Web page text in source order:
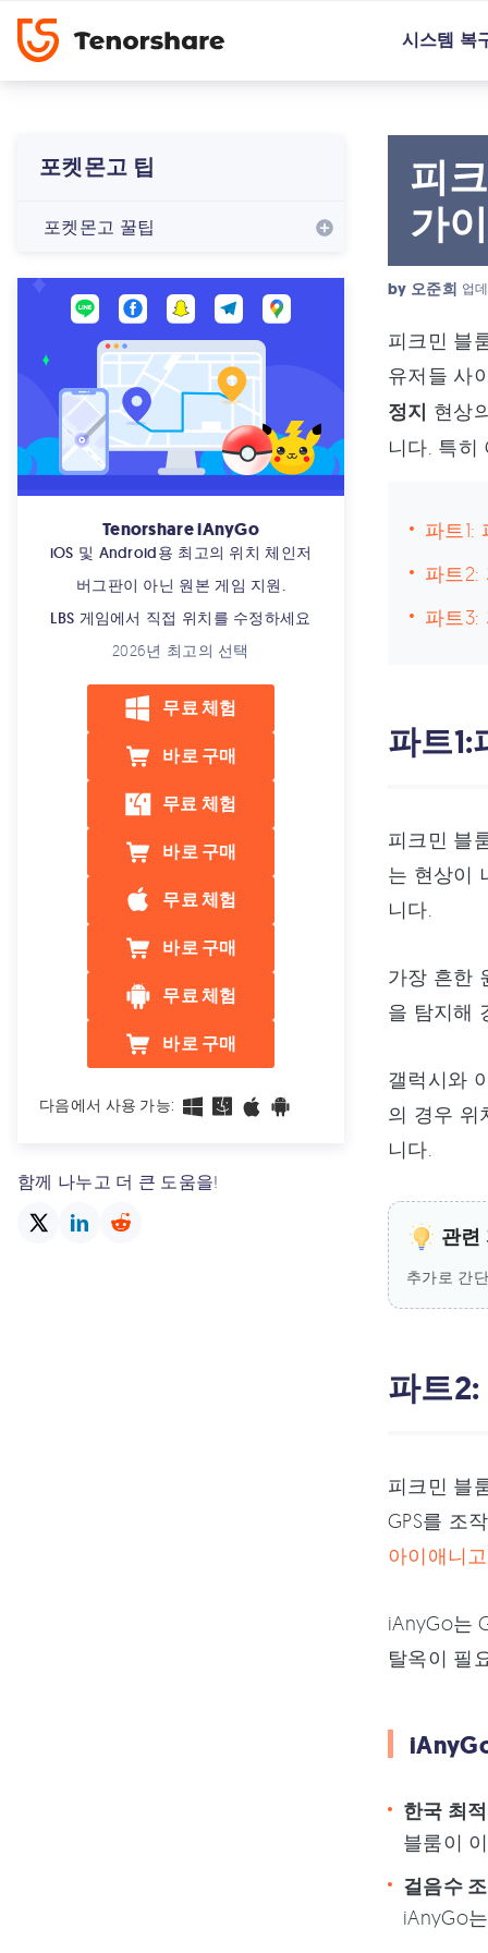
시스템 복
포켓몬고 팁
포켓몬고 꿀팁
Tenorshare iAnyGo
iOS 및 Android용 최고의 위치 체인저
버그판이 아닌 원본 게임 지원.
LBS 게임에서 직접 위치를 수정하세요
2026년 최고의 선택
무료 체험
바로 구매
무료 체험
바로 구매
무료 체험
바로 구매
무료 체험
바로 구매
다음에서 사용 가능:
함께 나누고 더 큰 도움을!
피
가
by 오준희 업
피크민 블
유저들 사
정지 현상
니다. 특히
파트1:
파트2:
파트3:
파트
피크민 블
는 현상이
니다.
가장 흔한
을 탐지해
갤럭시와
의 경우 위
니다.
관련
추가로 간
파트
피크민 블
GPS를 조
아이애니
iAnyGo는
탈옥이 필
한국 최
블룸이
걸음수
iAnyGo